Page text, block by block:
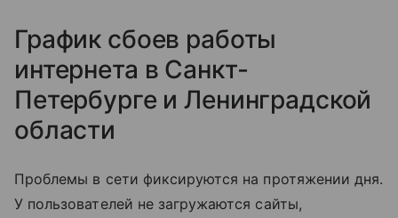
График сбоев работы
интернета в Санкт-
Петербурге и Ленинградской
области
Проблемы в сети фиксируются на протяжении дня.
У пользователей не загружаются сайты,